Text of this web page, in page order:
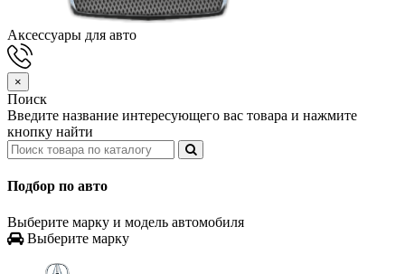
Аксессуары для авто
×
Поиск
Введите название интересующего вас товара и нажмите
кнопку найти
Подбор по авто
Выберите марку и модель автомобиля
Выберите марку